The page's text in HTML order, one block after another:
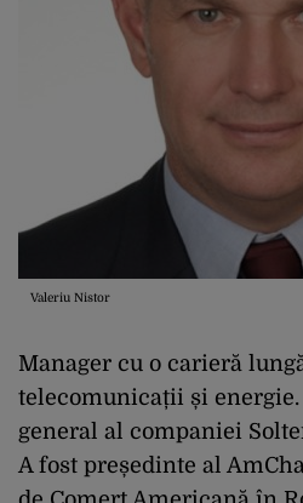
Valeriu Nistor
Manager cu o carieră
telecomunicații și
general al companiei
A fost președinte al